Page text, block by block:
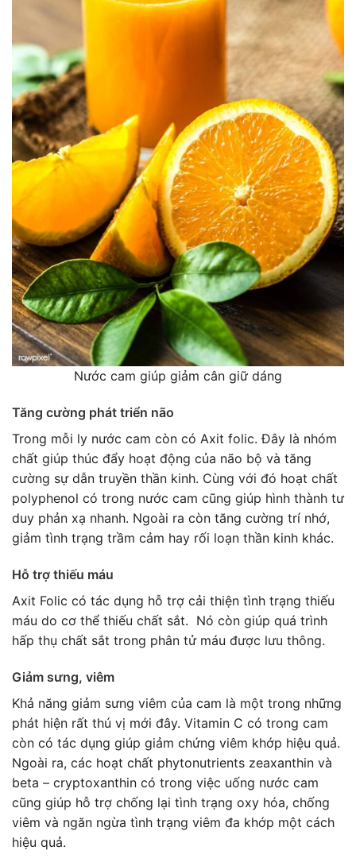
Nước cam giúp giảm cân giữ dáng
Tăng cường phát triển não
Trong mỗi ly nước cam còn có Axit folic. Đây là nhóm
chất giúp thúc đẩy hoạt động của não bộ và tăng
cường sự dẫn truyền thần kinh. Cùng với đó hoạt chất
polyphenol có trong nước cam cũng giúp hình thành tư
duy phản xạ nhanh. Ngoài ra còn tăng cường trí nhớ,
giảm tình trạng trầm cảm hay rối loạn thần kinh khác.
Hỗ trợ thiếu máu
Axit Folic có tác dụng hỗ trợ cải thiện tình trạng thiếu
máu do cơ thể thiếu chất sắt. Nó còn giúp quá trình
hấp thụ chất sắt trong phân tử máu được lưu thông.
Giảm sưng, viêm
Khả năng giảm sưng viêm của cam là một trong những
phát hiện rất thú vị mới đây. Vitamin C có trong cam
còn có tác dụng giúp giảm chứng viêm khớp hiệu quả.
Ngoài ra, các hoạt chất phytonutrients zeaxanthin và
beta – cryptoxanthin có trong việc uống nước cam
cũng giúp hỗ trợ chống lại tình trạng oxy hóa, chống
viêm và ngăn ngừa tình trạng viêm đa khớp một cách
hiệu quả.